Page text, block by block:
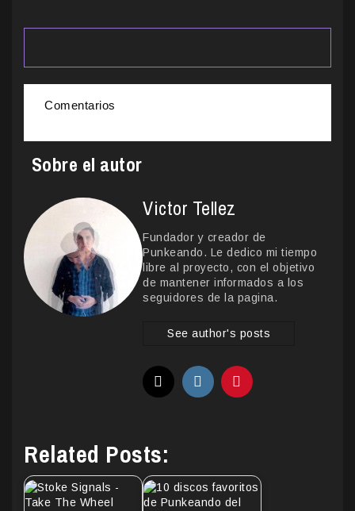
Comentarios
Sobre el autor
Victor Tellez
Fundador y creador de
Punkeando. Le dedico mi tiempo
libre al proyecto, con el objetivo
de mantener informados a los
seguidores de la pagina.
See author's posts
Related Posts: